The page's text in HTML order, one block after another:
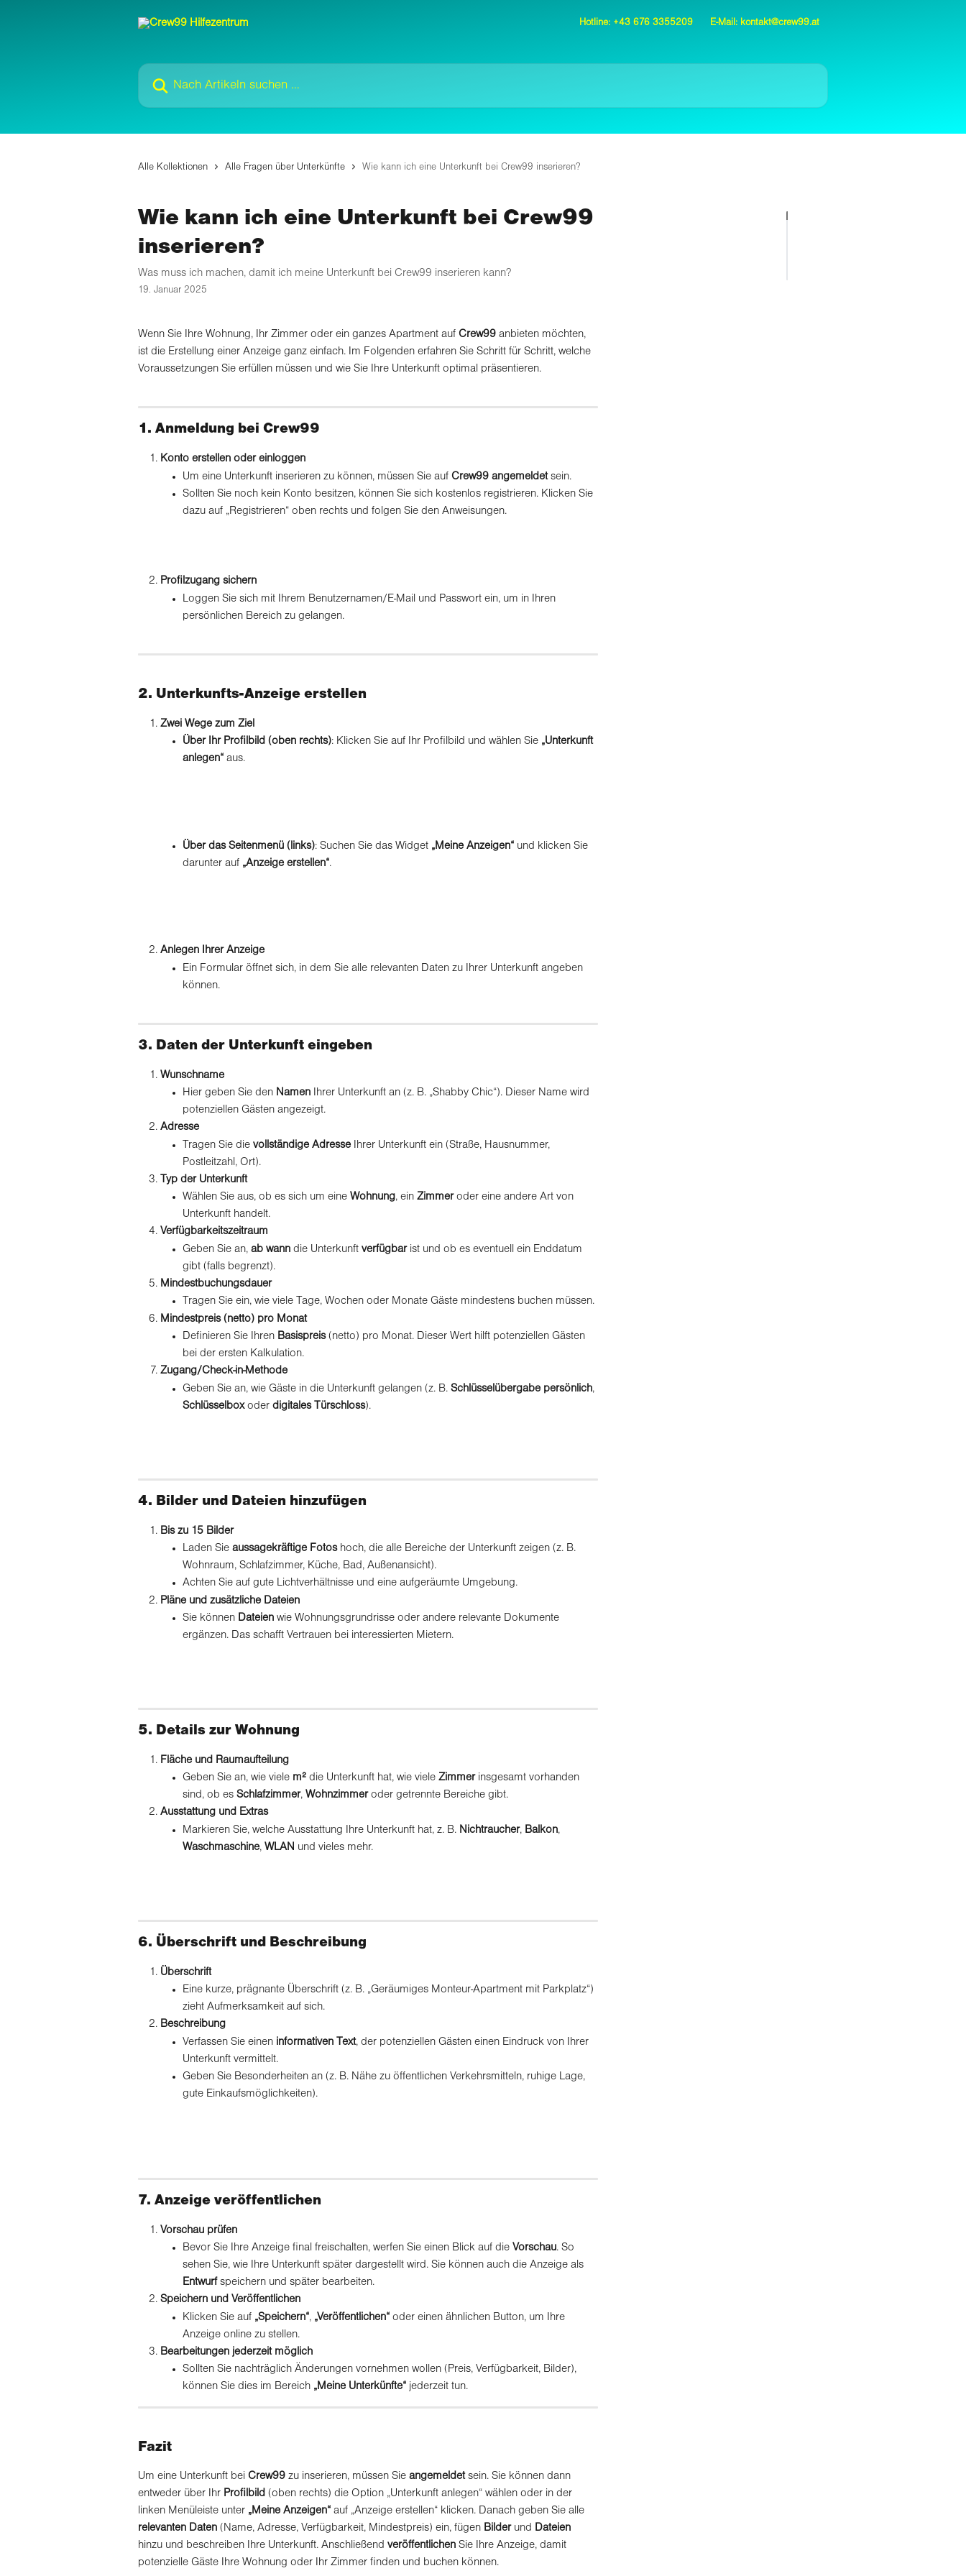
Hotline: +43 676 3355209 E-Mail: kontakt@crew99.at
Nach Artikeln suchen …
Alle Kollektionen Alle Fragen über Unterkünfte Wie kann ich eine Unterkunft bei Crew99 inserieren?
Wie kann ich eine Unterkunft bei Crew99
inserieren?
Was muss ich machen, damit ich meine Unterkunft bei Crew99 inserieren kann?
19. Januar 2025
Wenn Sie Ihre Wohnung, Ihr Zimmer oder ein ganzes Apartment auf Crew99 anbieten möchten,
ist die Erstellung einer Anzeige ganz einfach. Im Folgenden erfahren Sie Schritt für Schritt, welche
Voraussetzungen Sie erfüllen müssen und wie Sie Ihre Unterkunft optimal präsentieren.
1. Anmeldung bei Crew99
Konto erstellen oder einloggen
Um eine Unterkunft inserieren zu können, müssen Sie auf Crew99 angemeldet sein.
Sollten Sie noch kein Konto besitzen, können Sie sich kostenlos registrieren. Klicken Sie
dazu auf „Registrieren“ oben rechts und folgen Sie den Anweisungen.
Profilzugang sichern
Loggen Sie sich mit Ihrem Benutzernamen/E-Mail und Passwort ein, um in Ihren
persönlichen Bereich zu gelangen.
2. Unterkunfts-Anzeige erstellen
Zwei Wege zum Ziel
Über Ihr Profilbild (oben rechts): Klicken Sie auf Ihr Profilbild und wählen Sie „Unterkunft
anlegen“ aus.
Über das Seitenmenü (links): Suchen Sie das Widget „Meine Anzeigen“ und klicken Sie
darunter auf „Anzeige erstellen“.
Anlegen Ihrer Anzeige
Ein Formular öffnet sich, in dem Sie alle relevanten Daten zu Ihrer Unterkunft angeben
können.
3. Daten der Unterkunft eingeben
Wunschname
Hier geben Sie den Namen Ihrer Unterkunft an (z. B. „Shabby Chic“). Dieser Name wird
potenziellen Gästen angezeigt.
Adresse
Tragen Sie die vollständige Adresse Ihrer Unterkunft ein (Straße, Hausnummer,
Postleitzahl, Ort).
Typ der Unterkunft
Wählen Sie aus, ob es sich um eine Wohnung, ein Zimmer oder eine andere Art von
Unterkunft handelt.
Verfügbarkeitszeitraum
Geben Sie an, ab wann die Unterkunft verfügbar ist und ob es eventuell ein Enddatum
gibt (falls begrenzt).
Mindestbuchungsdauer
Tragen Sie ein, wie viele Tage, Wochen oder Monate Gäste mindestens buchen müssen.
Mindestpreis (netto) pro Monat
Definieren Sie Ihren Basispreis (netto) pro Monat. Dieser Wert hilft potenziellen Gästen
bei der ersten Kalkulation.
Zugang/Check-in-Methode
Geben Sie an, wie Gäste in die Unterkunft gelangen (z. B. Schlüsselübergabe persönlich,
Schlüsselbox oder digitales Türschloss).
4. Bilder und Dateien hinzufügen
Bis zu 15 Bilder
Laden Sie aussagekräftige Fotos hoch, die alle Bereiche der Unterkunft zeigen (z. B.
Wohnraum, Schlafzimmer, Küche, Bad, Außenansicht).
Achten Sie auf gute Lichtverhältnisse und eine aufgeräumte Umgebung.
Pläne und zusätzliche Dateien
Sie können Dateien wie Wohnungsgrundrisse oder andere relevante Dokumente
ergänzen. Das schafft Vertrauen bei interessierten Mietern.
5. Details zur Wohnung
Fläche und Raumaufteilung
Geben Sie an, wie viele m² die Unterkunft hat, wie viele Zimmer insgesamt vorhanden
sind, ob es Schlafzimmer, Wohnzimmer oder getrennte Bereiche gibt.
Ausstattung und Extras
Markieren Sie, welche Ausstattung Ihre Unterkunft hat, z. B. Nichtraucher, Balkon,
Waschmaschine, WLAN und vieles mehr.
6. Überschrift und Beschreibung
Überschrift
Eine kurze, prägnante Überschrift (z. B. „Geräumiges Monteur-Apartment mit Parkplatz“)
zieht Aufmerksamkeit auf sich.
Beschreibung
Verfassen Sie einen informativen Text, der potenziellen Gästen einen Eindruck von Ihrer
Unterkunft vermittelt.
Geben Sie Besonderheiten an (z. B. Nähe zu öffentlichen Verkehrsmitteln, ruhige Lage,
gute Einkaufsmöglichkeiten).
7. Anzeige veröffentlichen
Vorschau prüfen
Bevor Sie Ihre Anzeige final freischalten, werfen Sie einen Blick auf die Vorschau. So
sehen Sie, wie Ihre Unterkunft später dargestellt wird. Sie können auch die Anzeige als
Entwurf speichern und später bearbeiten.
Speichern und Veröffentlichen
Klicken Sie auf „Speichern“, „Veröffentlichen“ oder einen ähnlichen Button, um Ihre
Anzeige online zu stellen.
Bearbeitungen jederzeit möglich
Sollten Sie nachträglich Änderungen vornehmen wollen (Preis, Verfügbarkeit, Bilder),
können Sie dies im Bereich „Meine Unterkünfte“ jederzeit tun.
Fazit
Um eine Unterkunft bei Crew99 zu inserieren, müssen Sie angemeldet sein. Sie können dann
entweder über Ihr Profilbild (oben rechts) die Option „Unterkunft anlegen“ wählen oder in der
linken Menüleiste unter „Meine Anzeigen“ auf „Anzeige erstellen“ klicken. Danach geben Sie alle
relevanten Daten (Name, Adresse, Verfügbarkeit, Mindestpreis) ein, fügen Bilder und
Dateien
hinzu und beschreiben Ihre Unterkunft. Anschließend veröffentlichen Sie Ihre Anzeige, damit
potenzielle Gäste Ihre Wohnung oder Ihr Zimmer finden und buchen können.